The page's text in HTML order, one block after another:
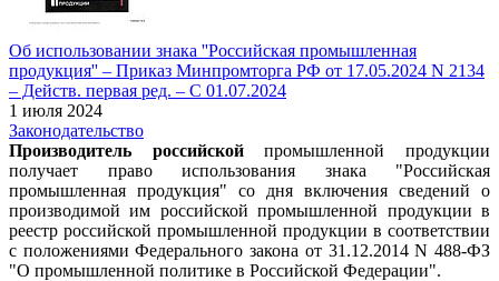
Об использовании знака ''Российская промышленная
продукция'' – Приказ Минпромторга РФ от 17.05.2024 N 2134
– Действ. первая ред. – С 01.07.2024
1 июля 2024
Законодательство
Производитель российскойпромышленной продукции
получает право использования знака "Российская
промышленная продукция" со дня включения сведений о
производимой им российской промышленной продукции в
реестр российской промышленной продукции в соответствии
с положениями Федерального закона от 31.12.2014 N 488-ФЗ
"О промышленной политике в Российской Федерации".